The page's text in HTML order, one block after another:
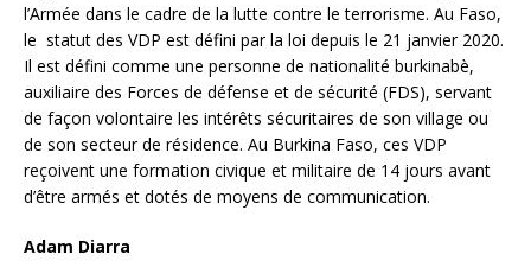
l’Armée dans le cadre de la lutte contre le terrorisme. Au Faso,
le statut des VDP est défini par la loi depuis le 21 janvier 2020.
Il est défini comme une personne de nationalité burkinabè,
auxiliaire des Forces de défense et de sécurité (FDS), servant
de façon volontaire les intérêts sécuritaires de son village ou
de son secteur de résidence. Au Burkina Faso, ces VDP
reçoivent une formation civique et militaire de 14 jours avant
d’être armés et dotés de moyens de communication.
Adam Diarra